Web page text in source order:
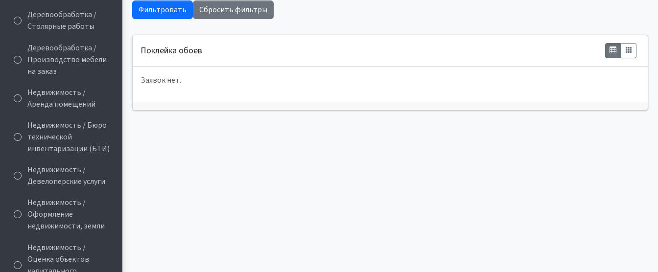
Деревообработка /
Cтолярные работы
Деревообработка /
Производство мебели
на заказ
Недвижимость /
Аренда помещений
Недвижимость / Бюро
технической
инвентаризации (БТИ)
Недвижимость /
Девелоперские услуги
Недвижимость /
Оформление
недвижимости, земли
Недвижимость /
Оценка объектов
Фильтровать Сбросить фильтры
Поклейка обоев
Заявок нет.